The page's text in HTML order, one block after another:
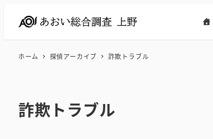
ホーム 探偵アーカイブ 詐欺トラブル
詐欺トラブル